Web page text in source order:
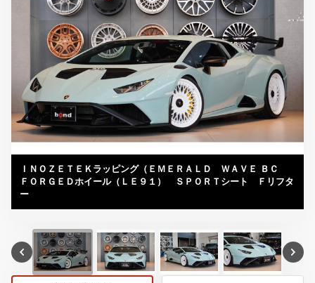
ＩＮＯＺＥＴＥＫラッピング（ＥＭＥＲＡＬＤ ＷＡＶＥ ＢＣ
ＦＯＲＧＥＤホイール（ＬＥ９１） ＳＰＯＲＴシート Ｆリフタ
ー